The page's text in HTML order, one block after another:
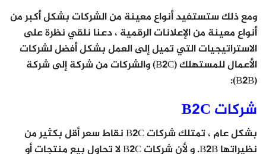
ومع ذلك ستستفيد أنواع معينة من الشركات بشكل أكبر من
أنواع معينة من الإعلانات الرقمية ، دعنا نلقي نظرة على
الاستراتيجيات التي تميل إلى العمل بشكل أفضل لشركات
الأعمال للمستهلك (B2C) والشركات من شركة إلى شركة
(B2B):
شركات B2C
بشكل عام ، تمتلك شركات B2C نقاط سعر أقل بكثير من
نظيراتها B2B. و
لأن شركات B2C لا تحاول بيع منتجات أو